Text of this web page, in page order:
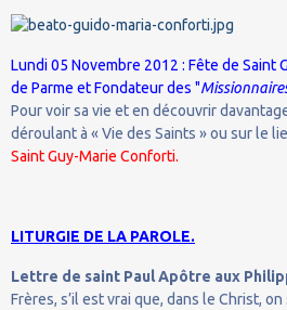
Lundi 05 Novembre 2012 : Fête de Saint
de Parme et Fondateur des "
Pour voir sa vie et en découvrir
déroulant à « Vie des Saints » ou sur le
Saint Guy-Marie Conforti.
LITURGIE DE LA PAROLE.
Lettre de saint Paul Apôtre aux
Frères, s’il est vrai que, dans le Christ,